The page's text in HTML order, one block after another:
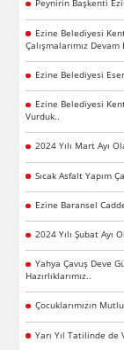
Peynirin Başkenti
Ezine Belediyesi
Çalışmalarımız Devam
Ezine Belediyesi
Ezine Belediyesi
Vurduk..
2024 Yılı Mart Ayı
Sıcak Asfalt Yapım
Ezine Baransel
2024 Yılı Şubat Ayı
Yahya Çavuş Deve
Hazırlıklarımız..
Çocuklarımızın
Yarı Yıl Tatilinde de